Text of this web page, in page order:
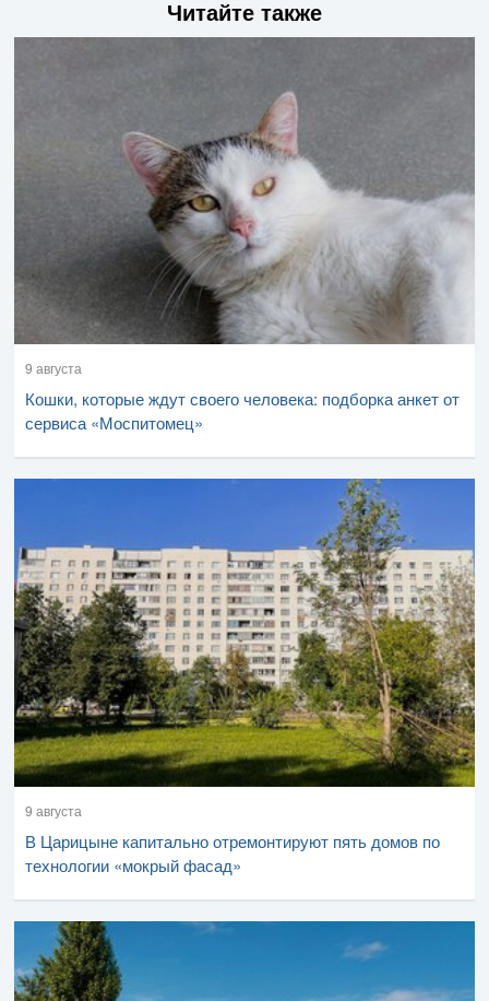
Читайте также
9 августа
Кошки, которые ждут своего человека: подборка анкет от
сервиса «Моспитомец»
9 августа
В Царицыне капитально отремонтируют пять домов по
технологии «мокрый фасад»